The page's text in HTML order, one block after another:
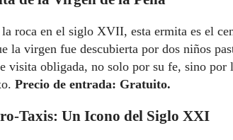
la roca en el siglo XVII, esta ermita es el
la virgen fue descubierta por dos niños
visita obligada, no solo por su fe, sino por
Precio de entrada: Gratuito.
Taxis: Un Icono del Siglo XXI